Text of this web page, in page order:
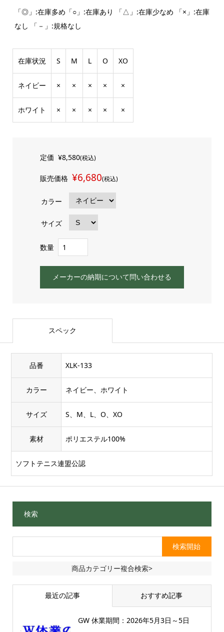
「◎」:在庫多め「○」:在庫あり 「△」:在庫少なめ 「×」:在庫
なし 「－」:規格なし
在庫状況 S M L O XO
ネイビー × × × × ×
ホワイト × × × × ×
定価 ¥8,580(税込)
販売価格 ¥6,680(税込)
カラー
サイズ
数量
メーカーの納期について問い合わせる
スペック
品番 XLK-133
カラー ネイビー、ホワイト
サイズ S、M、L、O、XO
素材 ポリエステル100%
ソフトテニス連盟公認
検索
商品カテゴリー複合検索>
最近の記事 おすすめ記事
GW 休業期間：2026年5月3日～5日